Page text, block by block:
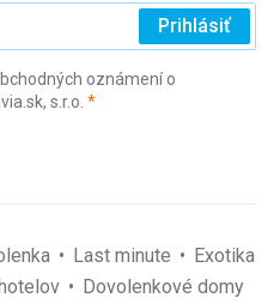
Prihlásiť
oznámení o
s.r.o. *(povinné)
Last minute
Exotika
Dovolenkové domy